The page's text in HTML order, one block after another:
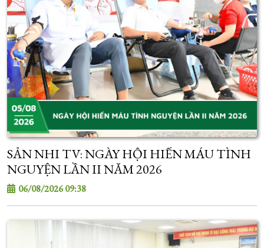
SẢN NHI TV: NGÀY HỘI HIẾN MÁU TÌNH
NGUYỆN LẦN II NĂM 2026
06/08/2026 09:38